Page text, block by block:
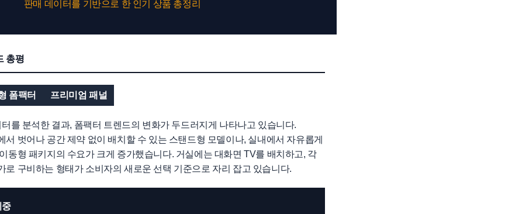
판매 데이터를 기반으로 한 인기 상품 총정리
총평
폼팩터 프리미엄 패널
를 분석한 결과, 폼팩터 트렌드의 변화가 두드러지게 나타나고 있습니다.
서 벗어나 공간 제약 없이 배치할 수 있는 스탠드형 모델이나, 실내에서 자유롭게
동형 패키지의 수요가 크게 증가했습니다. 거실에는 대화면 TV를 배치하고, 각
로 구비하는 형태가 소비자의 새로운 선택 기준으로 자리 잡고 있습니다.
중